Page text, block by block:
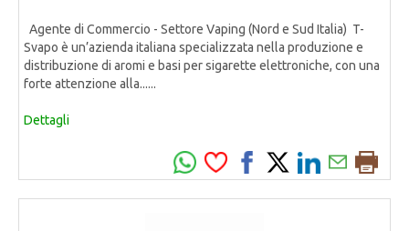
Agente di Commercio - Settore Vaping (Nord e Sud Italia) T-
Svapo è un’azienda italiana specializzata nella produzione e
distribuzione di aromi e basi per sigarette elettroniche, con una
forte attenzione alla......
Dettagli